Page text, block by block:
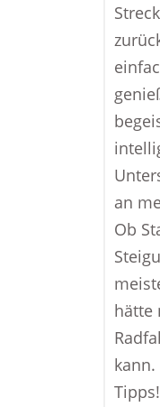
an
Ob
hätte
Tipps!